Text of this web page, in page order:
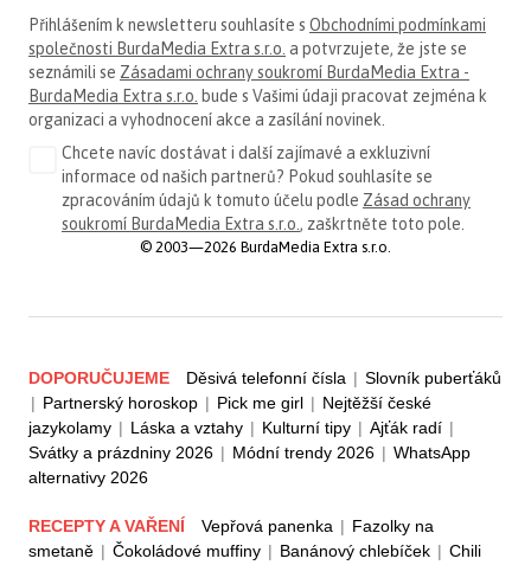
Přihlášením k newsletteru souhlasíte s Obchodními podmínkami
společnosti BurdaMedia Extra s.r.o. a potvrzujete, že jste se
seznámili se Zásadami ochrany soukromí BurdaMedia Extra -
BurdaMedia Extra s.r.o. bude s Vašimi údaji pracovat zejména k
organizaci a vyhodnocení akce a zasílání novinek.
Chcete navíc dostávat i další zajímavé a exkluzivní
informace od našich partnerů? Pokud souhlasíte se
zpracováním údajů k tomuto účelu podle Zásad ochrany
soukromí BurdaMedia Extra s.r.o., zaškrtněte toto pole.
© 2003—2026 BurdaMedia Extra s.r.o.
DOPORUČUJEME Děsivá telefonní čísla | Slovník puberťáků
| Partnerský horoskop | Pick me girl | Nejtěžší české
jazykolamy | Láska a vztahy | Kulturní tipy | Ajťák radí |
Svátky a prázdniny 2026 | Módní trendy 2026 | WhatsApp
alternativy 2026
RECEPTY A VAŘENÍ Vepřová panenka | Fazolky na
smetaně | Čokoládové muffiny | Banánový chlebíček | Chili